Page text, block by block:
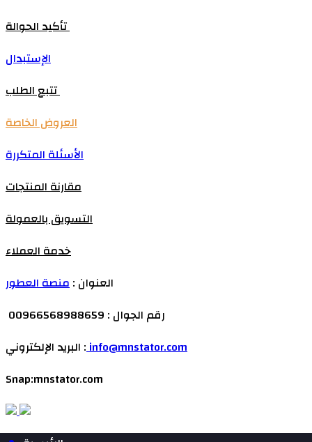
تأكيد الحوالة
الإستبدال
تتبع الطلب
العروض الخاصة
الأسئلة المتكررة
مقارنة المنتجات
التسويق بالعمولة
خدمة العملاء
العنوان :منصة العطور
رقم الجوال : 00966568988659
البريد الإلكتروني :info@mnstator.com
Snap:mnstator.com